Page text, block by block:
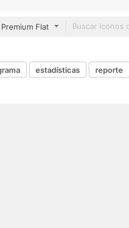
Flat
estadísticas reporte